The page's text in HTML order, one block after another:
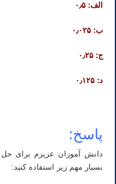
الف: ۰٫۵
ب: ۰٫۰۲۵
ج: ۰٫۲۵
د: ۰٫۱۲۵
پاسخ:
دانش آموزان عزیزم برای
بسیار مهم زیر استفاده کنید: